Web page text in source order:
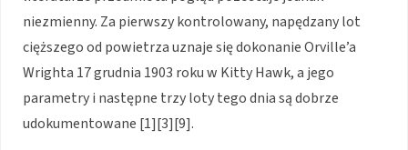
niezmienny. Za pierwszy kontrolowany, napędzany lot
cięższego od powietrza uznaje się dokonanie Orville’a
Wrighta 17 grudnia 1903 roku w Kitty Hawk, a jego
parametry i następne trzy loty tego dnia są dobrze
udokumentowane [1][3][9].